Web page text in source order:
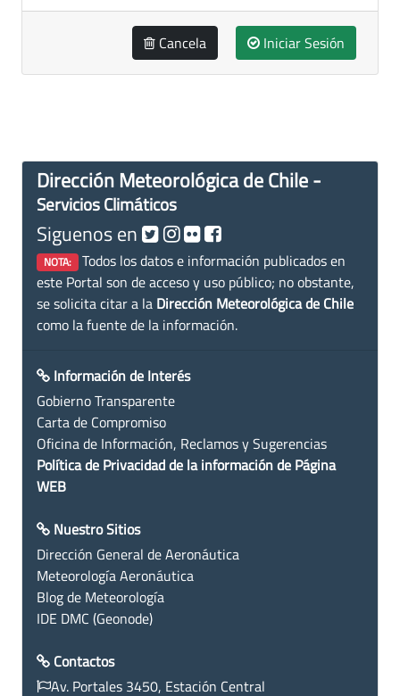
Cancela Iniciar Sesión
Dirección Meteorológica de Chile -
Servicios Climáticos
Siguenos en
NOTA: Todos los datos e información publicados en
este Portal son de acceso y uso público; no obstante,
se solicita citar a la Dirección Meteorológica de Chile
como la fuente de la información.
Información de Interés
Gobierno Transparente
Carta de Compromiso
Oficina de Información, Reclamos y Sugerencias
Política de Privacidad de la información de Página
WEB
Nuestro Sitios
Dirección General de Aeronáutica
Meteorología Aeronáutica
Blog de Meteorología
IDE DMC (Geonode)
Contactos
Av. Portales 3450, Estación Central